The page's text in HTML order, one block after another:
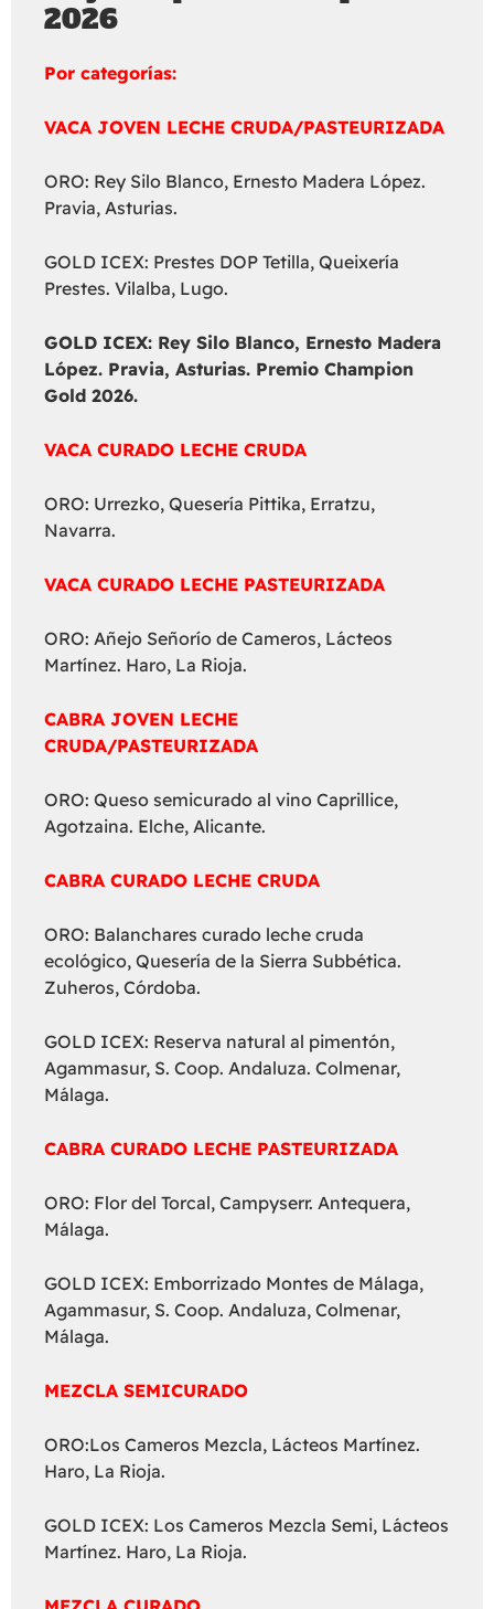
2026
Por categorías:
VACA JOVEN LECHE CRUDA/PASTEURIZADA
ORO: Rey Silo Blanco, Ernesto Madera López.
Pravia, Asturias.
GOLD ICEX: Prestes DOP Tetilla, Queixería
Prestes. Vilalba, Lugo.
GOLD ICEX: Rey Silo Blanco, Ernesto Madera
López. Pravia, Asturias. Premio Champion
Gold 2026.
VACA CURADO LECHE CRUDA
ORO: Urrezko, Quesería Pittika, Erratzu,
Navarra.
VACA CURADO LECHE PASTEURIZADA
ORO: Añejo Señorío de Cameros, Lácteos
Martínez. Haro, La Rioja.
CABRA JOVEN LECHE
CRUDA/PASTEURIZADA
ORO: Queso semicurado al vino Caprillice,
Agotzaina. Elche, Alicante.
CABRA CURADO LECHE CRUDA
ORO: Balanchares curado leche cruda
ecológico, Quesería de la Sierra Subbética.
Zuheros, Córdoba.
GOLD ICEX: Reserva natural al pimentón,
Agammasur, S. Coop. Andaluza. Colmenar,
Málaga.
CABRA CURADO LECHE PASTEURIZADA
ORO: Flor del Torcal, Campyserr. Antequera,
Málaga.
GOLD ICEX: Emborrizado Montes de Málaga,
Agammasur, S. Coop. Andaluza, Colmenar,
Málaga.
MEZCLA SEMICURADO
ORO:Los Cameros Mezcla, Lácteos Martínez.
Haro, La Rioja.
GOLD ICEX: Los Cameros Mezcla Semi, Lácteos
Martínez. Haro, La Rioja.